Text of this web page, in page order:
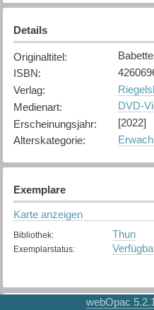
Details
Originaltitel:
ISBN:
Verlag:
Medienart:
DVD-
Erscheinungsjahr:
[2022]
Alterskategorie:
Exemplare
Karte anzeigen
Bibliothek: Thun
Exemplarstatus:
webOpac